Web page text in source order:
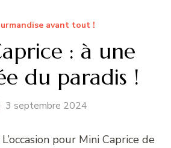
avant tout !
: à une
du paradis !
3 septembre 2024
pour Mini Caprice de